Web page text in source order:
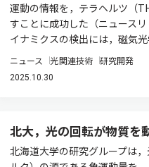
運動の情報を，テラヘルツ（
すことに成功した（ニュース
イナミクスの検出には，磁気
ニュース 光関連技術 研究開発
2025.10.30
北大，光の回転が物質を
北海道大学の研究グループは